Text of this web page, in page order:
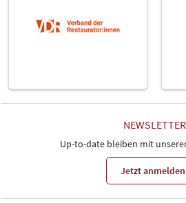
NEWSLETTER
Up-to-date bleiben mit
Jetzt